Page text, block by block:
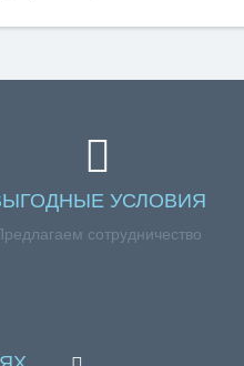
УСЛОВИЯ
сотрудничество